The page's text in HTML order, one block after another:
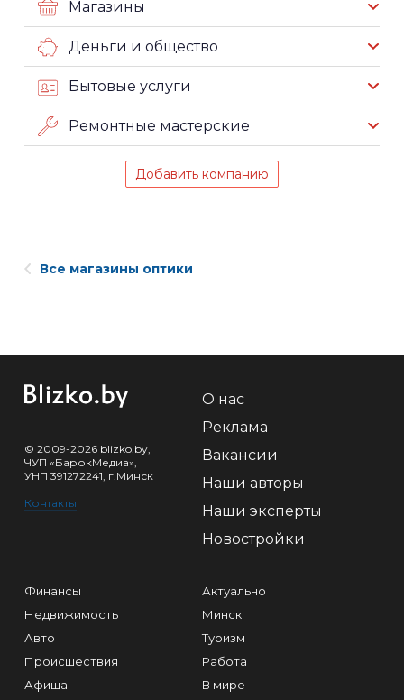
Магазины
Деньги и общество
Бытовые услуги
Ремонтные мастерские
Добавить компанию
Все магазины оптики
© 2009-2026 blizko.by,
ЧУП «БарокМедиа»,
УНП 391272241, г.Минск
Контакты
О нас
Реклама
Вакансии
Наши авторы
Наши эксперты
Новостройки
Финансы
Недвижимость
Авто
Происшествия
Афиша
Актуально
Минск
Туризм
Работа
В мире